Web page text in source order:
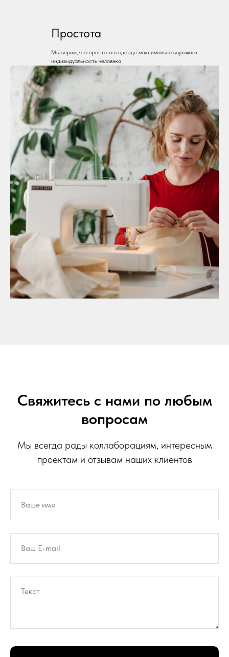
Простота
Мы верим, что простота в одежде максимально выражает
индивидуальность человека
Свяжитесь с нами по любым
вопросам
Мы всегда рады коллаборациям, интересным
проектам и отзывам наших клиентов